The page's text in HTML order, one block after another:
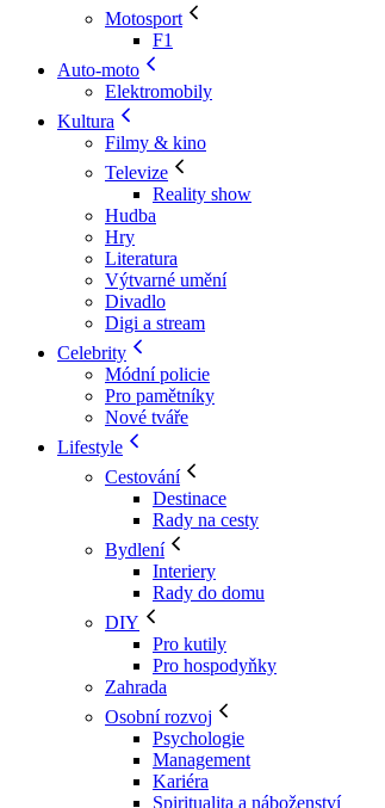
Motosport
F1
Auto-moto
Elektromobily
Kultura
Filmy & kino
Televize
Reality show
Hudba
Hry
Literatura
Výtvarné umění
Divadlo
Digi a stream
Celebrity
Módní policie
Pro pamětníky
Nové tváře
Lifestyle
Cestování
Destinace
Rady na cesty
Bydlení
Interiery
Rady do domu
DIY
Pro kutily
Pro hospodyňky
Zahrada
Osobní rozvoj
Psychologie
Management
Kariéra
Spiritualita a náboženství